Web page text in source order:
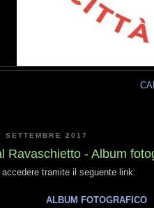
SETTEMBRE 2017
Ravaschietto - Album
tramite il seguente link:
ALBUM FOTOGRAFICO